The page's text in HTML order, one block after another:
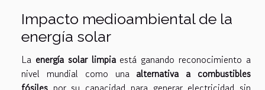
Impacto medioambiental de la
energía solar
La energía solar limpiaestá ganando reconocimiento a
nivel mundial como una alternativa a combustibles